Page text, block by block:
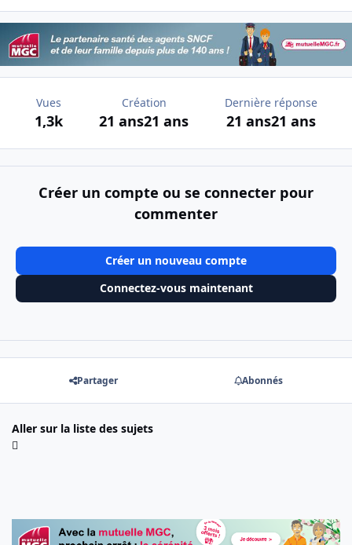
Vues
1,3k
Création
21 ans21 ans
Dernière réponse
21 ans21 ans
Créer un compte ou se connecter pour
commenter
Créer un nouveau compte
Connectez-vous maintenant
Partager Abonnés
Aller sur la liste des sujets